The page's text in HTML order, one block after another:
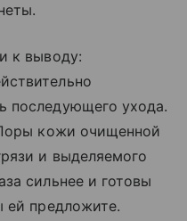
к выводу:
последующего ухода.
кожи очищенной
и выделяемого
сильнее и готовы
ей предложите.